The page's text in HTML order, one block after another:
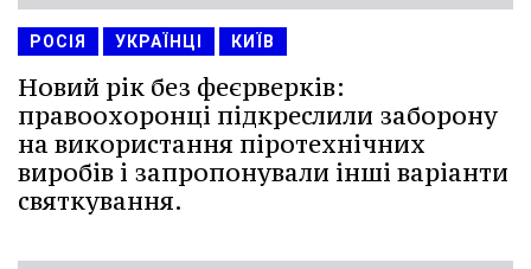
РОСІЯ УКРАЇНЦІ КИЇВ
Новий рік без феєрверків:
правоохоронці підкреслили заборону
на використання піротехнічних
виробів і запропонували інші варіанти
святкування.